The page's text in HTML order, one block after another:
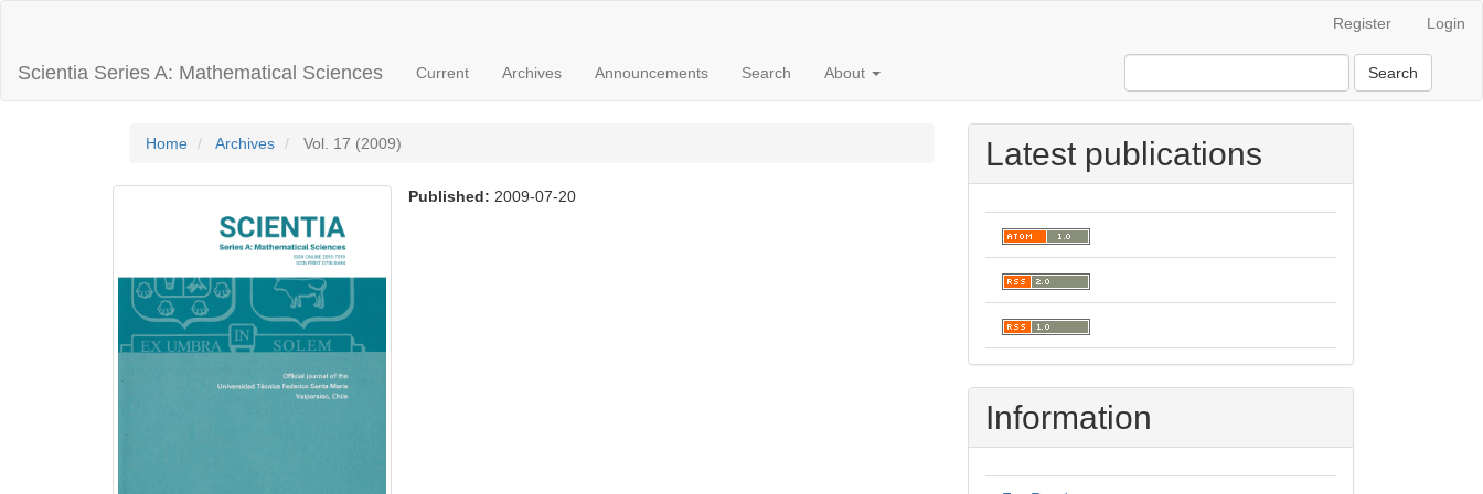
Content
Sidebar
Register Login
Scientia Series A: Mathematical Sciences Current Archives Announcements Search About Search
Home Archives Vol. 17 (2009)
Published: 2009-07-20
Latest publications
Information